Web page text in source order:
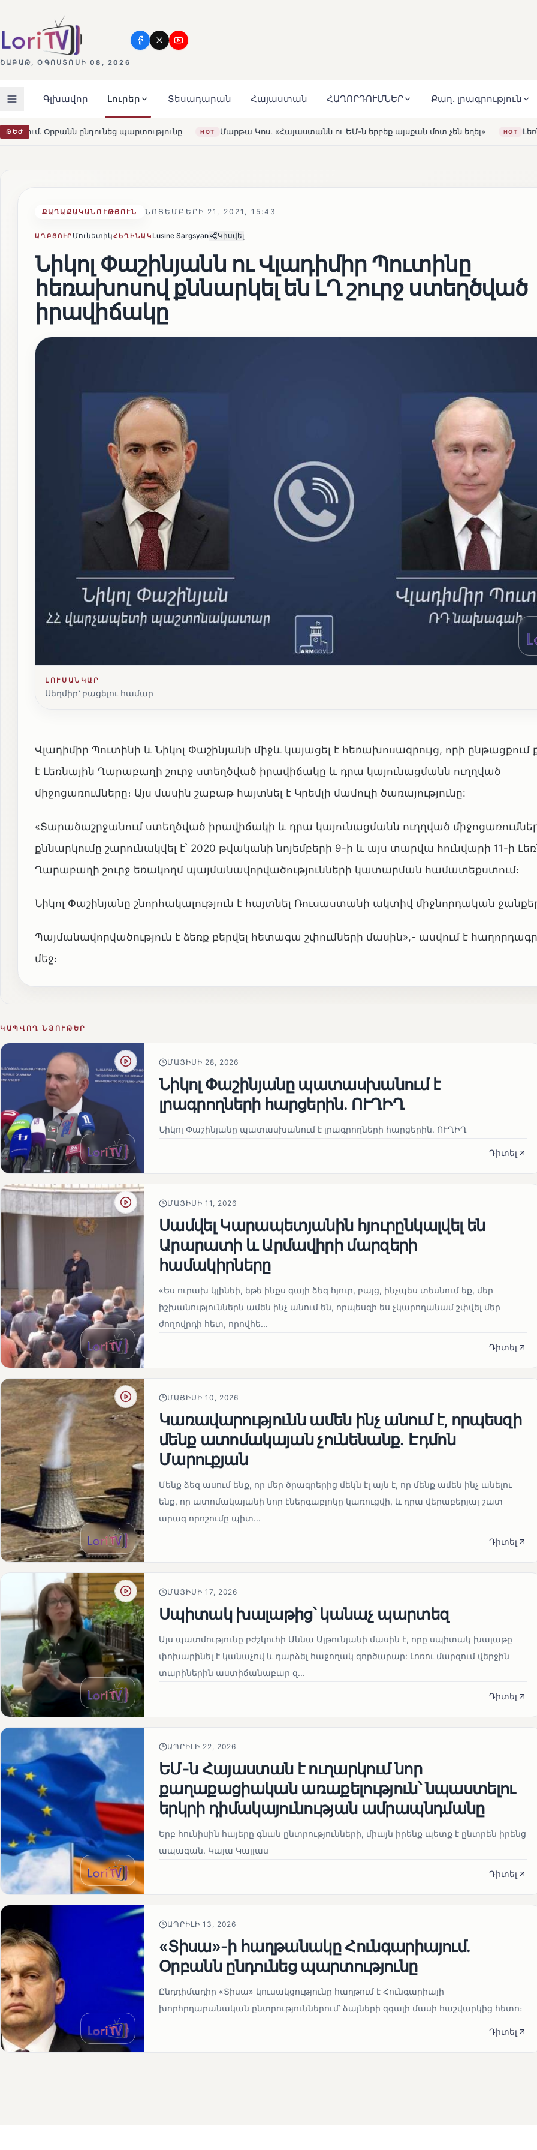
ՇԱԲԱԹ, ՕԳՈՍՏՈՍԻ 08, 2026
Գլխավոր Լուրեր Տեսադարան Հայաստան ՀԱՂՈՐԴՈՒՄՆԵՐ Քաղ. լրագրություն
ԹԵԺպարտությունը HOT Մարթա Կոս. «Հայաստանն ու ԵՄ-ն երբեք այսքան մոտ չեն եղել» HOT Լեռնահովիտի Սուրբ
ՔԱՂԱՔԱԿԱՆՈՒԹՅՈՒՆ ՆՈՅԵՄԲԵՐԻ 21, 2021, 15:43
ԱՂԲՅՈՒՐ ՄունետիկՀԵՂԻՆԱԿ Lusine Sargsyan Կիսվել
Նիկոլ Փաշինյանն ու Վլադիմիր Պուտինը
հեռախոսով քննարկել են ԼՂ շուրջ ստեղծված
իրավիճակը
ԼՈՒՍԱՆԿԱՐ
Սեղմիր՝ բացելու համար
Վլադիմիր Պուտինի և Նիկոլ Փաշինյանի միջև կայացել է հեռախոսազրույց, որի ընթացքում
է Լեռնային Ղարաբաղի շուրջ ստեղծված իրավիճակը և դրա կայունացմանն ուղղված
միջոցառումները։ Այս մասին շաբաթ հայտնել է Կրեմլի մամուլի ծառայությունը:
«Տարածաշրջանում ստեղծված իրավիճակի և դրա կայունացմանն ուղղված
քննարկումը շարունակվել է՝ 2020 թվականի նոյեմբերի 9-ի և այս տարվա հունվարի 11-ի
Ղարաբաղի շուրջ եռակողմ պայմանավորվածությունների կատարման համատեքստում։
Նիկոլ Փաշինյանը շնորհակալություն է հայտնել Ռուսաստանի ակտիվ միջնորդական
Պայմանավորվածություն է ձեռք բերվել հետագա շփումների մասին»,- ասվում է
մեջ։
ԿԱՊՎՈՂ ՆՅՈՒԹԵՐ
ՄԱՅԻՍԻ 28, 2026
Նիկոլ Փաշինյանը պատասխանում է
լրագրողների հարցերին․ ՈՒՂԻՂ
Նիկոլ Փաշինյանը պատասխանում է լրագրողների հարցերին․ ՈՒՂԻՂ
Դիտել
ՄԱՅԻՍԻ 11, 2026
Սամվել Կարապետյանին հյուրընկալվել են
Արարատի և Արմավիրի մարզերի
համակիրները
«Ես ուրախ կլինեի, եթե ինքս գայի ձեզ հյուր, բայց, ինչպես տեսնում եք, մեր
իշխանություններն ամեն ինչ անում են, որպեսզի ես չկարողանամ շփվել մեր
ժողովրդի հետ, որովհե...
Դիտել
ՄԱՅԻՍԻ 10, 2026
Կառավարությունն ամեն ինչ անում է, որպեսզի
մենք ատոմակայան չունենանք․ Էդմոն
Մարուքյան
Մենք ձեզ ասում ենք, որ մեր ծրագրերից մեկն էլ այն է, որ մենք ամեն ինչ անելու
ենք, որ ատոմակայանի նոր էներգաբլոկը կառուցվի, և դրա վերաբերյալ շատ
արագ որոշումը պիտ...
Դիտել
ՄԱՅԻՍԻ 17, 2026
Սպիտակ խալաթից՝ կանաչ պարտեզ
Այս պատմությունը բժշկուհի Աննա Ալթունյանի մասին է, որը սպիտակ խալաթը
փոխարինել է կանաչով և դարձել հաջողակ գործարար: Լոռու մարզում վերջին
տարիներին աստիճանաբար զ...
Դիտել
ԱՊՐԻԼԻ 22, 2026
ԵՄ-ն Հայաստան է ուղարկում նոր
քաղաքացիական առաքելություն՝ նպաստելու
երկրի դիմակայունության ամրապնդմանը
Երբ հունիսին հայերը գնան ընտրությունների, միայն իրենք պետք է ընտրեն իրենց
ապագան. Կայա Կալլաս
Դիտել
ԱՊՐԻԼԻ 13, 2026
«Տիսա»-ի հաղթանակը Հունգարիայում․
Օրբանն ընդունեց պարտությունը
Ընդդիմադիր «Տիսա» կուսակցությունը հաղթում է Հունգարիայի
խորհրդարանական ընտրություններում՝ ձայների զգալի մասի հաշվարկից հետո։
Դիտել